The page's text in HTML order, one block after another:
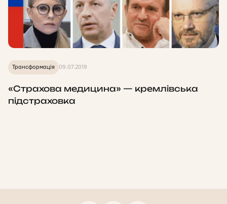
Трансформація 09.07.2019
«Страхова медицина» — кремлівська
підстраховка